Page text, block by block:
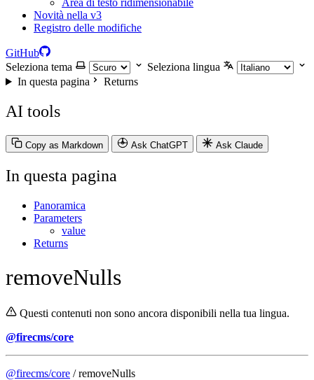
Area di testo ridimensionabile
Novità nella v3
Registro delle modifiche
GitHub
Seleziona tema
Seleziona lingua
In questa pagina
Returns
AI tools
Copy as Markdown Ask ChatGPT Ask Claude
In questa pagina
Panoramica
Parameters
value
Returns
removeNulls
Questi contenuti non sono ancora disponibili nella tua lingua.
@firecms/core
@firecms/core / removeNulls